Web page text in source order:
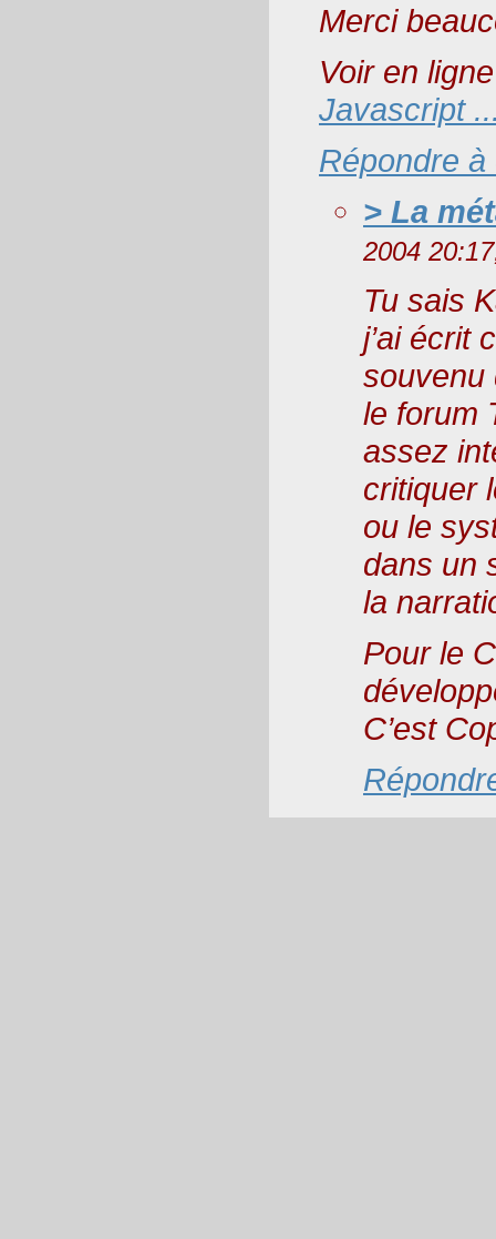
Merci
Voir en
Javascript
Répondre
> La
2004
Tu sais
j’ai écrit
souvenu
le forum
assez
critiquer
ou le
dans un
la
Pour le
C’est